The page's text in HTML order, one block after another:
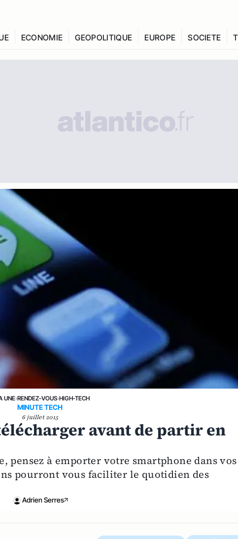
ECONOMIE GEOPOLITIQUE EUROPE SOCIETE
UNE›RENDEZ-VOUS›HIGH-TECH
MINUTE TECH
6 juillet 2015
avant de partir en
pensez à emporter votre smartphone dans vos
pourront vous faciliter le quotidien des
Adrien Serres